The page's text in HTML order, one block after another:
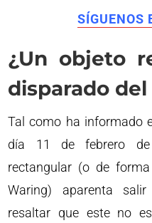
SÍGUENOS
¿Un objeto
disparado del
Tal como ha informado
día 11 de febrero
rectangular (o de
Waring) aparenta
resaltar que este no